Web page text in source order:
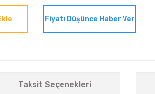
Fiyatı Düşünce Haber Ver
Taksit Seçenekleri